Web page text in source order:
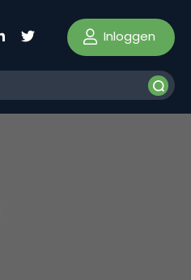
Inloggen